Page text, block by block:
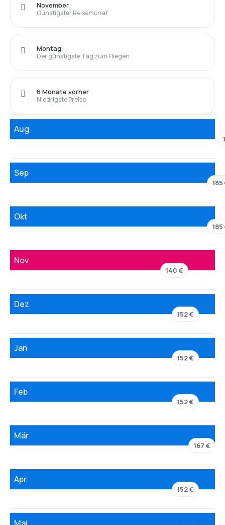
Günstigster Reisemonat
November
Der günstigste Tag zum Fliegen
Montag
Niedrigste Preise
6 Monate vorher
Aug
Sep
185
Okt
185
Nov
140 €
Dez
152 €
Jan
152 €
Feb
152 €
Mär
167 €
Apr
152 €